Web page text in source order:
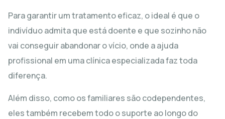
Para garantir um tratamento eficaz, o ideal é que o
indivíduo admita que está doente e que sozinho não
vai conseguir abandonar o vício, onde a ajuda
profissional em uma clínica especializada faz toda
diferença.
Além disso, como os familiares são codependentes,
eles também recebem todo o suporte ao longo do